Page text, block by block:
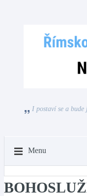
I postaví se a
Menu